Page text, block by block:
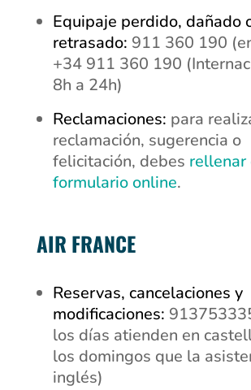
Equipaje perdido, dañado
retrasado: 911 360 190
+34 911 360 190
8h a 24h)
Reclamaciones: para
reclamación, sugerencia o
felicitación, debes rellenar
formulario online.
AIR FRANCE
Reservas, cancelaciones y
modificaciones:
los días atienden en
los domingos que la
inglés)